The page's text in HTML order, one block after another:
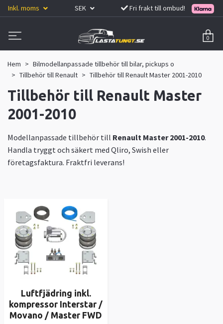
Inkl. moms SEK Fri frakt till ombud!
0
Hem
Bilmodellanpassade tillbehör till bilar, pickups o
Tillbehör till Renault
Tillbehör till Renault Master 2001-2010
Tillbehör till Renault Master
2001-2010
Modellanpassade tillbehör till Renault Master 2001-2010.
Handla tryggt och säkert med Qliro, Swish eller
företagsfaktura. Fraktfri leverans!
Luftfjädring inkl.
kompressor Interstar /
Movano / Master FWD